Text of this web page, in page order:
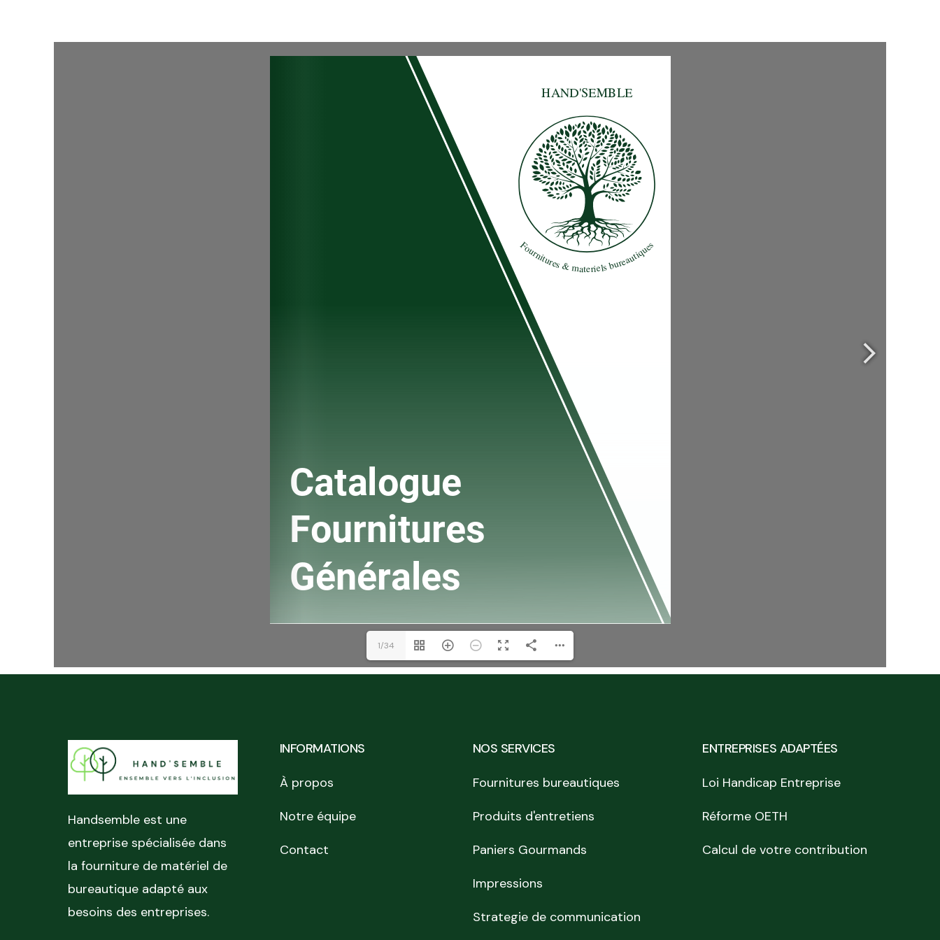
Événementiels
1/34
Handsemble est une
entreprise spécialisée dans
la fourniture de matériel de
bureautique adapté aux
besoins des entreprises.
INFORMATIONS
À propos
Notre équipe
Contact
NOS SERVICES
Fournitures bureautiques
Produits d'entretiens
Paniers Gourmands
Impressions
Strategie de communication
ENTREPRISES ADAPTÉES
Loi Handicap Entreprise
Réforme OETH
Calcul de votre contribution